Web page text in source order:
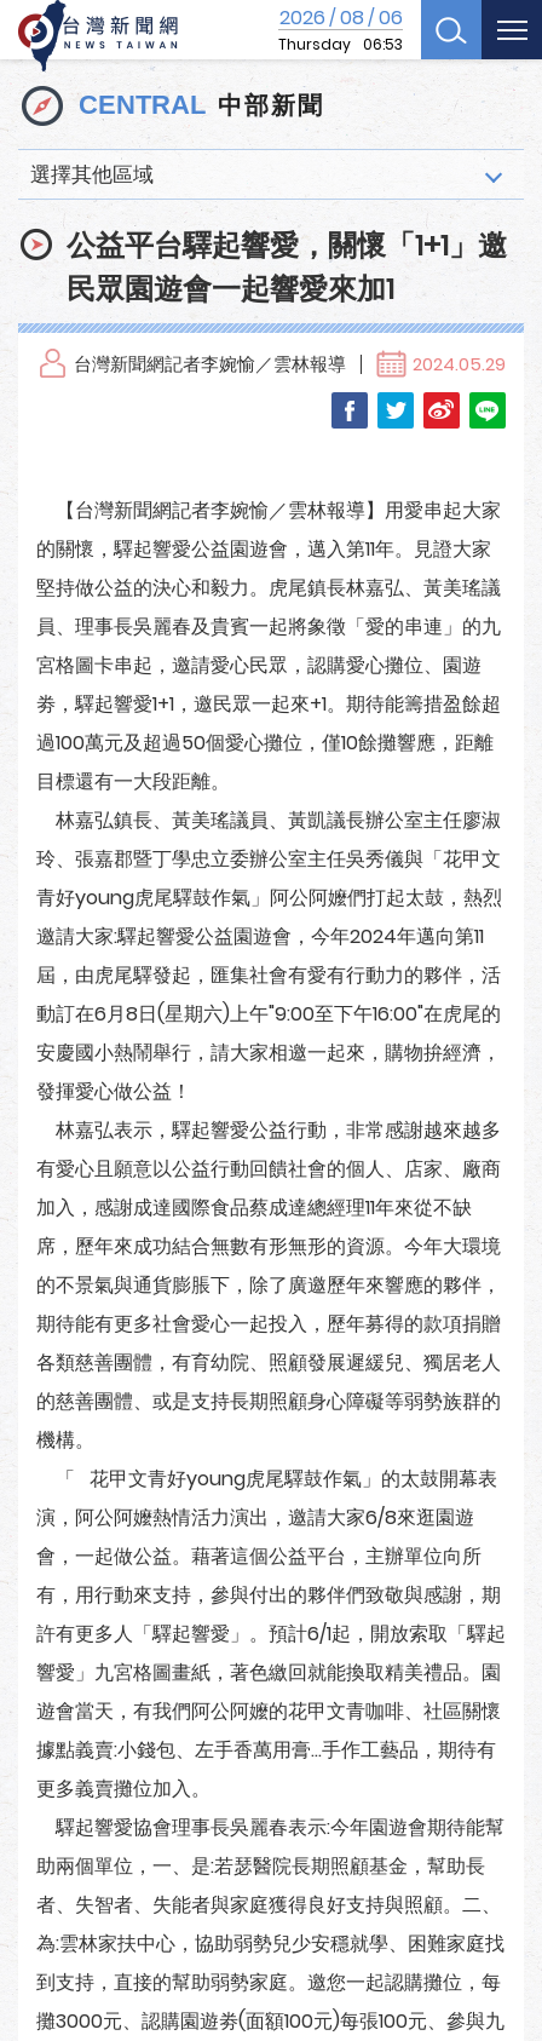
2026/08/06
Thursday 06:53
CENTRAL 中部新聞
選擇其他區域
公益平台驛起響愛，關懷「1+1」邀
民眾園遊會一起響愛來加1
台灣新聞網記者李婉愉／雲林報導 2024.05.29
【台灣新聞網記者李婉愉／雲林報導】用愛串起大家
的關懷，驛起響愛公益園遊會，邁入第11年。見證大家
堅持做公益的決心和毅力。虎尾鎮長林嘉弘、黃美瑤議
員、理事長吳麗春及貴賓一起將象徵「愛的串連」的九
宮格圖卡串起，邀請愛心民眾，認購愛心攤位、園遊
劵，驛起響愛1+1，邀民眾一起來+1。期待能籌措盈餘超
過100萬元及超過50個愛心攤位，僅10餘攤響應，距離
目標還有一大段距離。
林嘉弘鎮長、黃美瑤議員、黃凱議長辦公室主任廖淑
玲、張嘉郡暨丁學忠立委辦公室主任吳秀儀與「花甲文
青好young虎尾驛鼓作氣」阿公阿嬤們打起太鼓，熱烈
邀請大家:驛起響愛公益園遊會，今年2024年邁向第11
屆，由虎尾驛發起，匯集社會有愛有行動力的夥伴，活
動訂在6月8日(星期六)上午"9:00至下午16:00"在虎尾的
安慶國小熱鬧舉行，請大家相邀一起來，購物拚經濟，
發揮愛心做公益！
林嘉弘表示，驛起響愛公益行動，非常感謝越來越多
有愛心且願意以公益行動回饋社會的個人、店家、廠商
加入，感謝成達國際食品蔡成達總經理11年來從不缺
席，歷年來成功結合無數有形無形的資源。今年大環境
的不景氣與通貨膨脹下，除了廣邀歷年來響應的夥伴，
期待能有更多社會愛心一起投入，歷年募得的款項捐贈
各類慈善團體，有育幼院、照顧發展遲緩兒、獨居老人
的慈善團體、或是支持長期照顧身心障礙等弱勢族群的
機構。
「 花甲文青好young虎尾驛鼓作氣」的太鼓開幕表
演，阿公阿嬤熱情活力演出，邀請大家6/8來逛園遊
會，一起做公益。藉著這個公益平台，主辦單位向所
有，用行動來支持，參與付出的夥伴們致敬與感謝，期
許有更多人「驛起響愛」。預計6/1起，開放索取「驛起
響愛」九宮格圖畫紙，著色繳回就能換取精美禮品。園
遊會當天，有我們阿公阿嬤的花甲文青咖啡、社區關懷
據點義賣:小錢包、左手香萬用膏...手作工藝品，期待有
更多義賣攤位加入。
驛起響愛協會理事長吳麗春表示:今年園遊會期待能幫
助兩個單位，一、是:若瑟醫院長期照顧基金，幫助長
者、失智者、失能者與家庭獲得良好支持與照顧。二、
為:雲林家扶中心，協助弱勢兒少安穩就學、困難家庭找
到支持，直接的幫助弱勢家庭。邀您一起認購攤位，每
攤3000元、認購園遊劵(面額100元)每張100元、參與九